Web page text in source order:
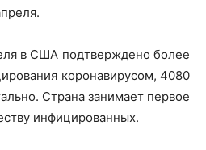
в США подтверждено более
коронавирусом, 4080
Страна занимает первое
инфицированных.